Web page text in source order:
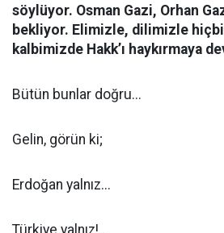
söylüyor. Osman Gazi, Orhan
bekliyor. Elimizle, dilimizle
kalbimizde Hakk’ı haykırmaya
Bütün bunlar doğru...
Gelin, görün ki;
Erdoğan yalnız...
Türkiye yalnız!..